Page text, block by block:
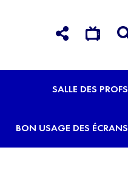
SALLE DES PROFS
BON USAGE DES ÉCRANS